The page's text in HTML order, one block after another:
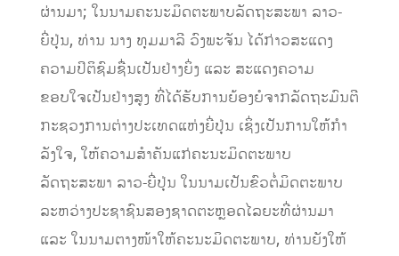
ຜ່ານມາ; ໃນນາມຄະນະມິດຕະພາບລັດຖະສະພາ ລາວ-
ຍີ່ປຸ່ນ, ທ່ານ ນາງ ທຸມມາລີ ວົງພະຈັນ ໄດ້ກ່າວສະແດງ
ຄວາມປິຕິຊົມຊື່ນເປັນຢ່າງຍິ່ງ ແລະ ສະແດງຄວາມ
ຂອບໃຈເປັນຢ່າງສູງ ທີ່ໄດ້ຮັບ​ການຍ້ອງຍໍ​ຈາກ​ລັດຖະມົນຕີ​
ກະຊວງ​ການ​ຕ່າງປະເທດແຫ່ງ​ຍີ່ປຸ່ນ ເຊິ່ງເປັນການໃຫ້ກໍາ
ລັງໃຈ, ໃຫ້ຄວາມສໍາຄັນແກ່ຄະນະມິດຕະພາບ
ລັດຖະສະພາ ລາວ-ຍີ່ປຸ່ນ ໃນນາມເປັນຂົວຕໍ່ມິດຕະພາບ
ລະຫວ່າງປະຊາຊົນສອງຊາດຕະຫຼອດໄລຍະທີ່ຜ່ານມາ
ແລະ ໃນນາມຕາງໜ້າໃຫ້ຄະນະມິດຕະພາບ, ທ່ານຍັງໃຫ້